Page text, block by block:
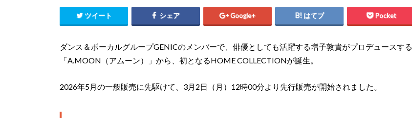
ツイート シェア Google+ はてブ Pocket
ダンス＆ボーカルグループGENICのメンバーで、俳優としても活躍する増子敦貴がプロデュースする
「A.MOON（アムーン）」から、初となるHOME COLLECTIONが誕生。
2026年5月の一般販売に先駆けて、3月2日（月）12時00分より先行販売が開始されました。